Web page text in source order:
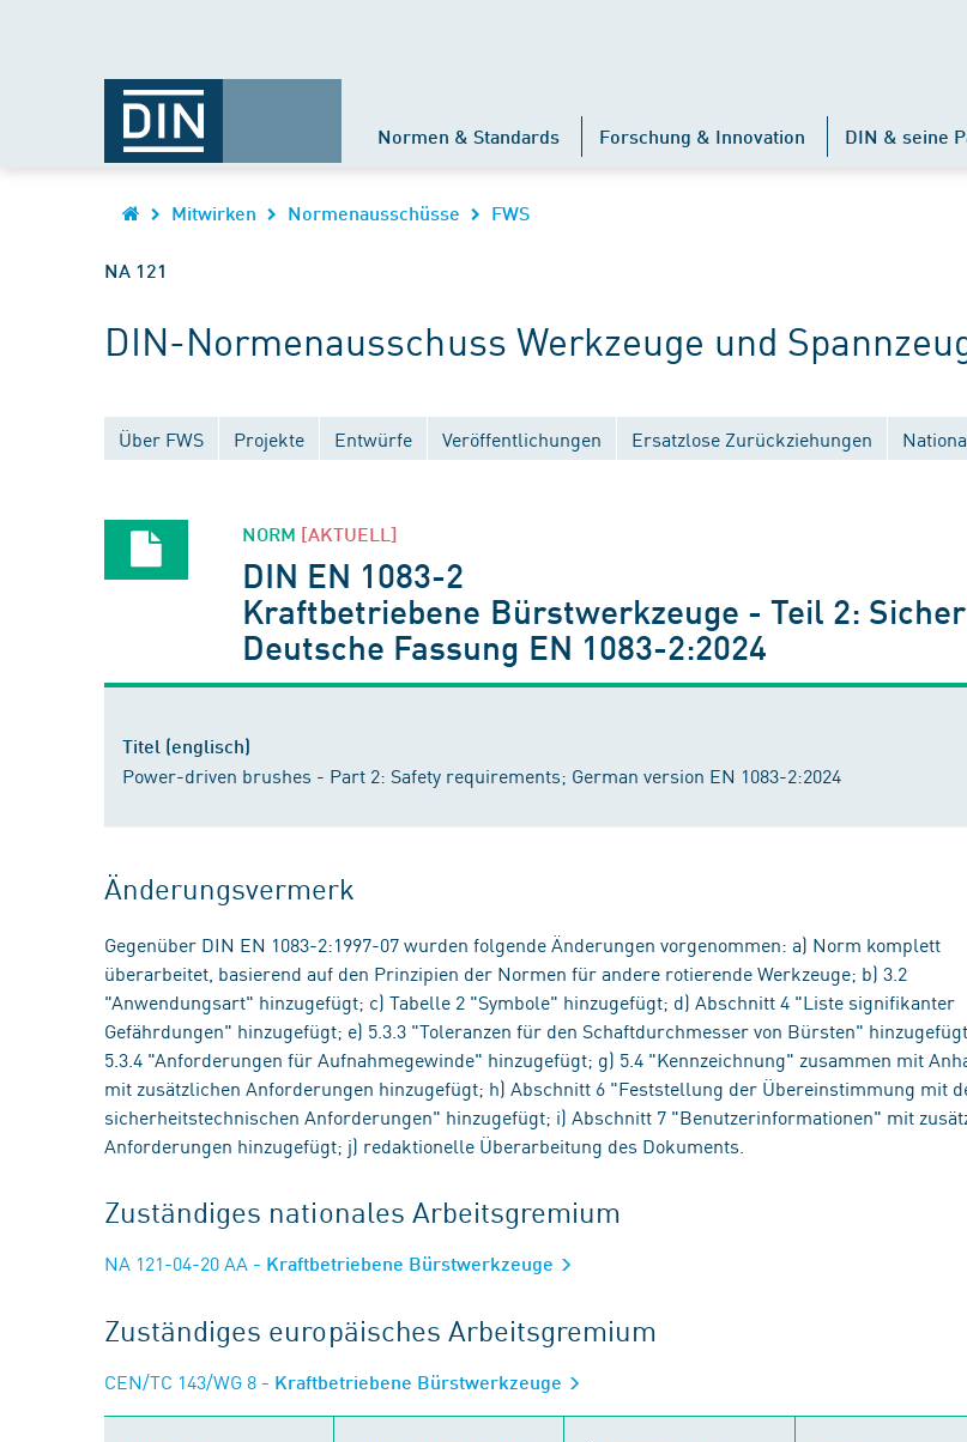
Normen & Standards Forschung & Innovation DIN & seine
Mitwirken Normenausschüsse FWS
NA 121
DIN-Normenausschuss Werkzeuge und
Über FWS Projekte Entwürfe Veröffentlichungen Ersatzlose Zurückziehungen
NORM [AKTUELL]
DIN EN 1083-2
Kraftbetriebene Bürstwerkzeuge - Teil 2:
Deutsche Fassung EN 1083-2:2024
Titel (englisch)
Power-driven brushes - Part 2: Safety requirements; German version EN 1083-2:2024
Änderungsvermerk
Gegenüber DIN EN 1083-2:1997-07 wurden folgende Änderungen vorgenommen: a) Norm komplett
überarbeitet, basierend auf den Prinzipien der Normen für andere rotierende Werkzeuge; b) 3.2
"Anwendungsart" hinzugefügt; c) Tabelle 2 "Symbole" hinzugefügt; d) Abschnitt 4 "Liste signifikanter
Gefährdungen" hinzugefügt; e) 5.3.3 "Toleranzen für den Schaftdurchmesser von Bürsten"
5.3.4 "Anforderungen für Aufnahmegewinde" hinzugefügt; g) 5.4 "Kennzeichnung" zusammen mit
mit zusätzlichen Anforderungen hinzugefügt; h) Abschnitt 6 "Feststellung der Übereinstimmung mit
sicherheitstechnischen Anforderungen" hinzugefügt; i) Abschnitt 7 "Benutzerinformationen" mit
Anforderungen hinzugefügt; j) redaktionelle Überarbeitung des Dokuments.
Zuständiges nationales Arbeitsgremium
NA 121-04-20 AA - Kraftbetriebene Bürstwerkzeuge
Zuständiges europäisches Arbeitsgremium
CEN/TC 143/WG 8 - Kraftbetriebene Bürstwerkzeuge